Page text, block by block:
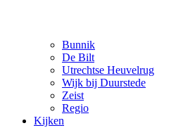
Bunnik
De Bilt
Utrechtse Heuvelrug
Wijk bij Duurstede
Zeist
Regio
Kijken